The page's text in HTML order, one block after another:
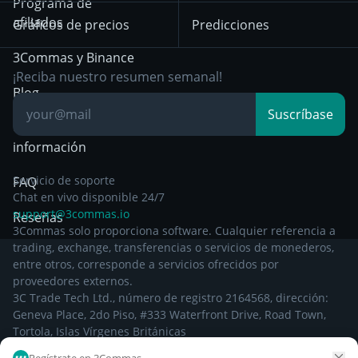
Breakout Trading
partir del 29 de
diciembre de 2024
Otra documentación
legal
afiliados
3Commas y Binance
Blog
Centro de
información
FAQ
Reseñas
Gráficos de precios Predicciones
¡Reciba nuestro resumen semanal!
Suscríbase
Servicio de soporte
Chat en vivo disponible 24/7
support@3commas.io
3Commas solo proporciona software. Cualquier referencia a
trading, exchange, transferencias o servicios de monederos,
entre otros, corresponde a servicios ofrecidos por
proveedores externos.
3C Trade Tech Ltd., número de registro 2164568, dirección:
Geneva Place, 2do Piso, #333 Waterfront Drive, Road Town,
Tortola, Islas Vírgenes Británicas